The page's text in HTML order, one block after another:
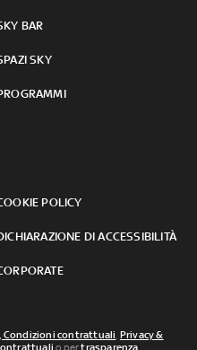
BAR
SKY
POLICY
DI ACCESSIBILITÀ
Condizioni contrattuali, Privacy &